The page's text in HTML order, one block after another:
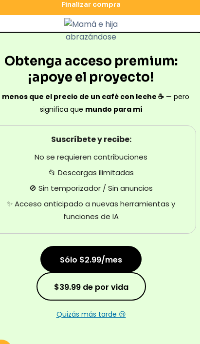
Finalizar compra
Obtenga acceso premium:
¡apoye el proyecto!
menos que el precio de un café con leche ☕— pero
significa que mundo para mí
Suscríbete y recibe:
No se requieren contribuciones
📂 Descargas ilimitadas
🚫 Sin temporizador / Sin anuncios
✨ Acceso anticipado a nuevas herramientas y
funciones de IA
Sólo $2.99/mes
$39.99 de por vida
Quizás más tarde 😢